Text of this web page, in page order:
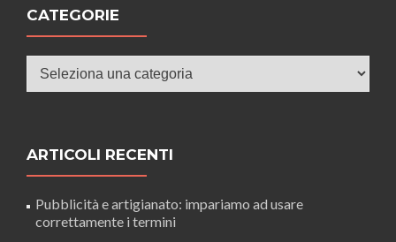
CATEGORIE
ARTICOLI RECENTI
Pubblicità e artigianato: impariamo ad usare
correttamente i termini